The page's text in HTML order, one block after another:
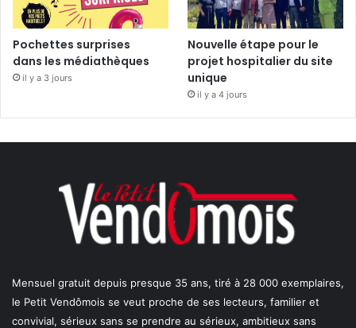
Pochettes surprises
dans les médiathèques
il y a 3 jours
Nouvelle étape pour le
projet hospitalier du site
unique
il y a 4 jours
Mensuel gratuit depuis presque 35 ans, tiré à 28 000 exemplaires,
le Petit Vendômois se veut proche de ses lecteurs, familier et
convivial, sérieux sans se prendre au sérieux, ambitieux sans